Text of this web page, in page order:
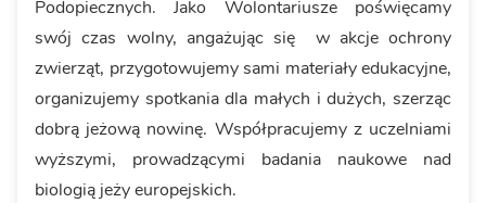
Podopiecznych. Jako Wolontariusze poświęcamy
swój czas wolny, angażując się w akcje ochrony
zwierząt, przygotowujemy sami materiały edukacyjne,
organizujemy spotkania dla małych i dużych, szerząc
dobrą jeżową nowinę. Współpracujemy z uczelniami
wyższymi, prowadzącymi badania naukowe nad
biologią jeży europejskich.